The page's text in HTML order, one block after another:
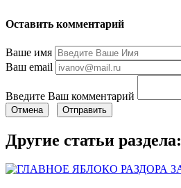
Оставить комментарий
Ваше имя
Ваш email
Введите Ваш комментарий
Отмена Отправить
Другие статьи раздела: